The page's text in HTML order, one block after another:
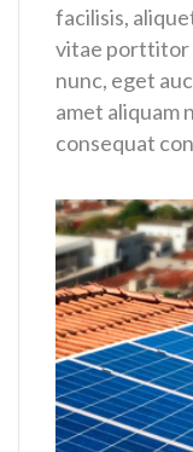
facilisis,
vitae porttitor
nunc, eget
amet aliquam
consequat